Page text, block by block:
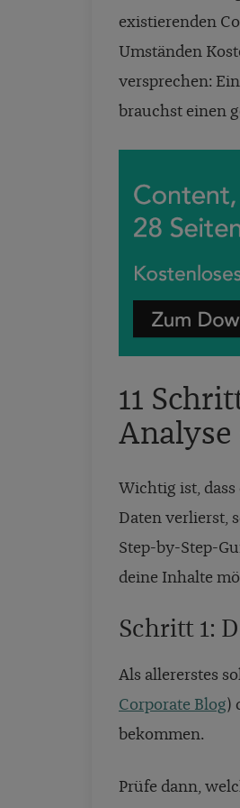
existierenden
Umständen
versprechen:
brauchst einen
11
Wichtig ist,
Daten verlierst,
Step-by-Step-
deine Inhalte
Schritt 1:
Als allererstes
Corporate Blog)
bekommen.
Prüfe dann,